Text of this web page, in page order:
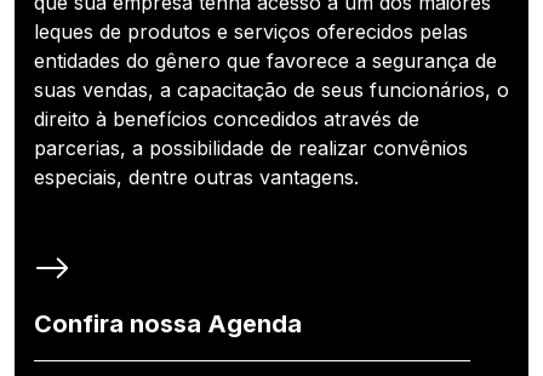
leques de produtos e serviços oferecidos pelas
entidades do gênero que favorece a segurança de
suas vendas, a capacitação de seus funcionários, o
direito à benefícios concedidos através de
parcerias, a possibilidade de realizar convênios
especiais, dentre outras vantagens.
Confira nossa Agenda